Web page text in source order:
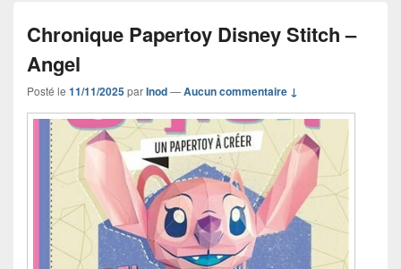
Chronique Papertoy Disney Stitch –
Angel
Posté le 11/11/2025parInod—Aucun commentaire ↓